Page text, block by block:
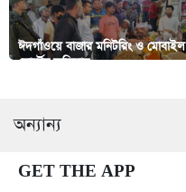
ঈদগাঁওয়ে বাজার মনিটরিং ও মোবাইল
কোর্টের অভিযান
অন্যান্য
GET THE APP